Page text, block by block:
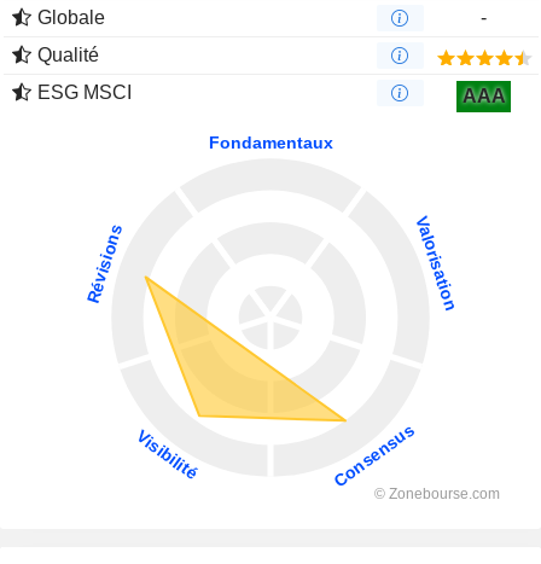
Globale
-
Qualité
ESG MSCI
AAA